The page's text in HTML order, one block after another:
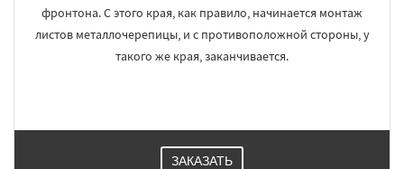
фронтона. С этого края, как правило, начинается монтаж
листов металлочерепицы, и с противоположной стороны, у
такого же края, заканчивается.
ЗАКАЗАТЬ